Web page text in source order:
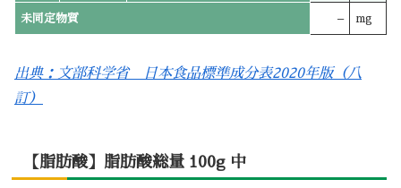
未同定物質 – mg
出典：文部科学省 日本食品標準成分表2020年版（八
訂）
【脂肪酸】脂肪酸総量 100g 中